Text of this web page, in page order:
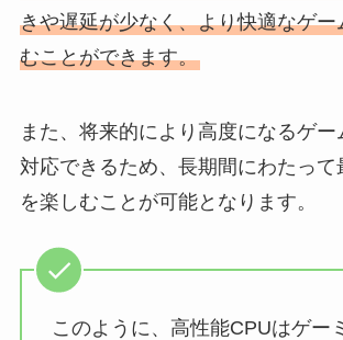
きや遅延が少なく、より快適なゲー
むことができます。
また、将来的により高度になるゲー
対応できるため、長期間にわたって
を楽しむことが可能となります。
このように、高性能CPUはゲー